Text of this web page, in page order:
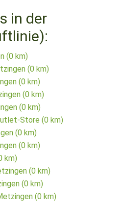
in der
(0 km)
(0 km)
(0 km)
(0 km)
(0 km)
Store (0 km)
(0 km)
(0 km)
km)
(0 km)
(0 km)
(0 km)